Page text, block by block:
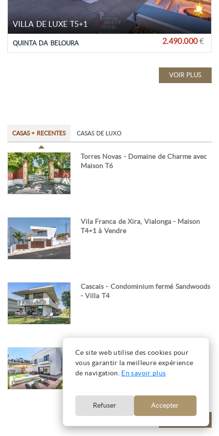
VILLA DE LUXE T5+1
QUINTA DA BELOURA 2.490.000€
VOIR PLUS
CASAS + RECENTES CASAS DE LUXO
Torres Novas - Domaine de Charme avec
Maison T6
Vila Franca de Xira, Vialonga - Maison
T4+1 à Vendre
Cascais - Condominium fermé Sandwoods
- Villa T4
Vila Franca de Xira, Vialonga - Maison
T4+1 à Louer
Ce site web utilise des cookies pour
vous garantir la meilleure expérience
de navigation. En savoir plus
Refuser Accepter